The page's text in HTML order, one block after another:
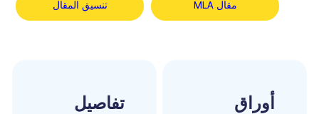
مقال MLA تنسيق المقال
أوراق
تفاصيل